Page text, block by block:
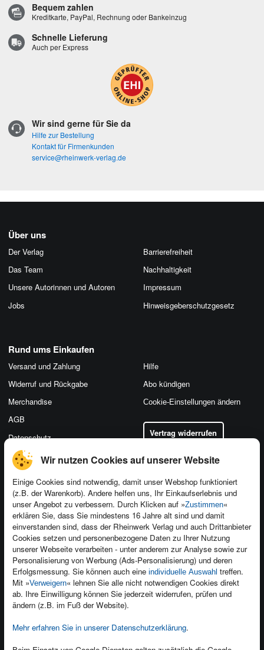
Wir nutzen Cookies auf unserer Website
Einige Cookies sind notwendig, damit unser Webshop funktioniert
(z.B. der Warenkorb). Andere helfen uns, Ihr Einkaufserlebnis und
unser Angebot zu verbessern. Durch Klicken auf »Zustimmen«
erklären Sie, dass Sie mindestens 16 Jahre alt sind und damit
einverstanden sind, dass der Rheinwerk Verlag und auch Drittanbieter
Cookies setzen und personenbezogene Daten zu Ihrer Nutzung
unserer Webseite verarbeiten - unter anderem zur Analyse sowie zur
Personalisierung von Werbung (Ads-Personalisierung) und deren
Erfolgsmessung. Sie können auch eine individuelle Auswahl treffen.
Mit »Verweigern« lehnen Sie alle nicht notwendigen Cookies direkt
ab. Ihre Einwilligung können Sie jederzeit widerrufen, prüfen und
ändern (z.B. im Fuß der Website).
Mehr erfahren Sie in unserer Datenschutzerklärung.
Bequem zahlen
Kreditkarte, PayPal, Rechnung oder Bankeinzug
Schnelle Lieferung
Auch per Express
Wir sind gerne für Sie da
Hilfe zur Bestellung
Kontakt für Firmenkunden
service@rheinwerk-verlag.de
Über uns
Der Verlag
Das Team
Unsere Autorinnen und Autoren
Jobs
Barrierefreiheit
Nachhaltigkeit
Impressum
Hinweis­geber­schutz­gesetz
Kontakt
Newsletter
Für Unternehmen
Presseservice
Dozentenservice
Produktfeedback
Foreign Rights
Ein Buch schreiben
Rund ums Einkaufen
Versand und Zahlung
Widerruf und Rückgabe
Merchandise
AGB
Datenschutz
Hilfe
Abo kündigen
Cookie-Einstellungen ändern
Vertrag widerrufen
Kundenservice
Wir sind gerne für Sie da!